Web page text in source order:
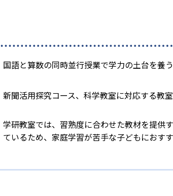
国語と算数の同時並行授業で学力の土台を養う
新聞活用探究コース、科学教室に対応する教室
学研教室では、習熟度に合わせた教材を提供
ているため、家庭学習が苦手な子どもにおすす